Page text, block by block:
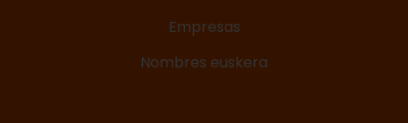
Empresas
Nombres euskera